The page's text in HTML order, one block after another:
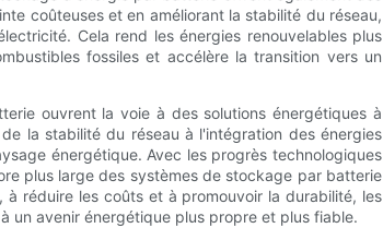
coûteuses et en améliorant la stabilité du réseau,
Cela rend les énergies renouvelables plus
fossiles et accélère la transition vers un
ouvrent la voie à des solutions énergétiques à
la stabilité du réseau à l'intégration des énergies
énergétique. Avec les progrès technologiques
plus large des systèmes de stockage par batterie
à réduire les coûts et à promouvoir la durabilité, les
un avenir énergétique plus propre et plus fiable.